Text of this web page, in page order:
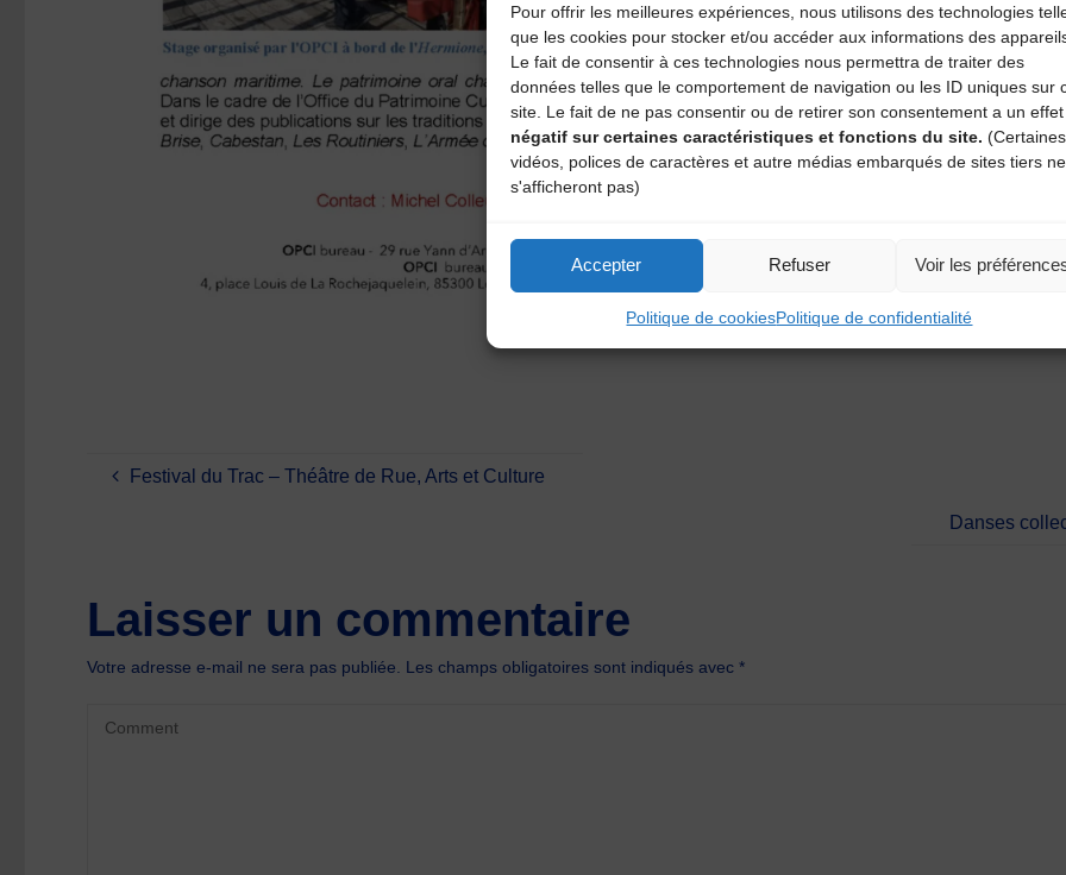
Pour offrir les meilleures expériences, nous utilisons des technologies
que les cookies pour stocker et/ou accéder aux informations des
Le fait de consentir à ces technologies nous permettra de traiter des
données telles que le comportement de navigation ou les ID uniques sur
site. Le fait de ne pas consentir ou de retirer son consentement a un effet
négatif sur certaines caractéristiques et fonctions du site. (Certaines
vidéos, polices de caractères et autre médias embarqués de sites tiers ne
s'afficheront pas)
Accepter Refuser Voir les
Politique de cookiesPolitique de confidentialité
Festival du Trac – Théâtre de Rue, Arts et Culture
Danses
Laisser un commentaire
Votre adresse e-mail ne sera pas publiée. Les champs obligatoires sont indiqués avec*